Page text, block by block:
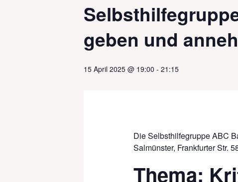
geben und
15 April 2025 @ 19:00 - 21:15
Die Selbsthilfegruppe ABC
Salmünster, Frankfurter Str.
Thema: